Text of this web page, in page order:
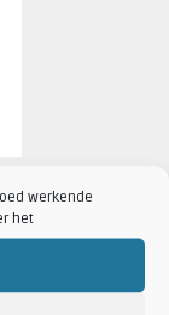
werkende
het